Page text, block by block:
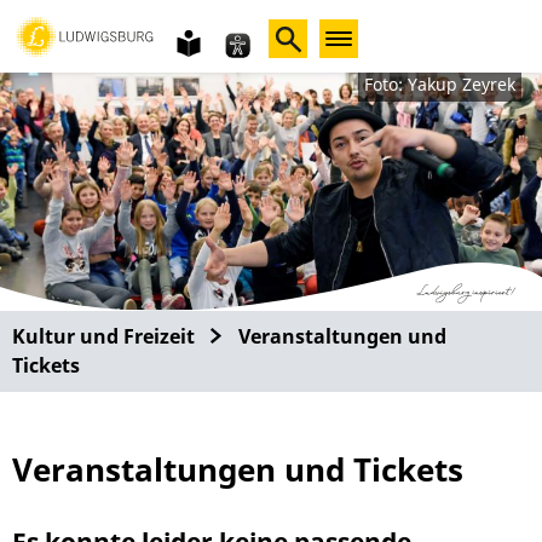
Gebärdensprache
leichte
Sprache Foto: Yakup Zeyrek
Kultur und Freizeit
Veranstaltungen und
Tickets
Veranstaltungen und Tickets